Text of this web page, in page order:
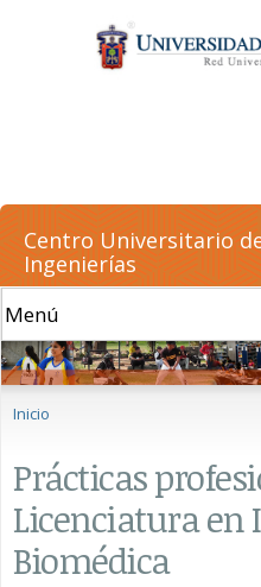
principal
Centro Universitario
Ingenierías
Inicio
Prácticas
Licenciatura en
Biomédica